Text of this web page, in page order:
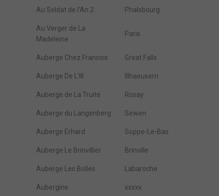
Au Soldat de l'An 2 Phalsbourg
Au Verger de La
Madeleine
Paris
Auberge Chez Francois Great Falls
Auberge De L'Ill Illhaeusern
Auberge de La Truite Rosay
Auberge du Langenberg Sewen
Auberge Erhard Soppe-Le-Bas
Auberge Le Brinvillier Brinville
Auberge Les Bolles Labaroche
Aubergine xxxxx